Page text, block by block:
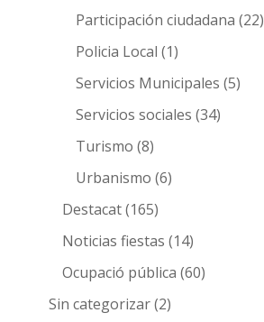
Participación ciudadana (22)
Policia Local (1)
Servicios Municipales (5)
Servicios sociales (34)
Turismo (8)
Urbanismo (6)
Destacat(165)
Noticias fiestas (14)
Ocupació pública (60)
Sin categorizar(2)